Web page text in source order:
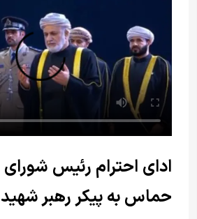
ادای احترام رئیس
حماس به پیکر رهبر شهید